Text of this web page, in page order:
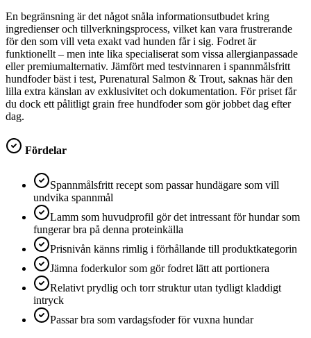
En begränsning är det något snåla informationsutbudet kring
ingredienser och tillverkningsprocess, vilket kan vara frustrerande
för den som vill veta exakt vad hunden får i sig. Fodret är
funktionellt – men inte lika specialiserat som vissa allergianpassade
eller premiumalternativ. Jämfört med testvinnaren i spannmålsfritt
hundfoder bäst i test, Purenatural Salmon & Trout, saknas här den
lilla extra känslan av exklusivitet och dokumentation. För priset får
du dock ett pålitligt grain free hundfoder som gör jobbet dag efter
dag.
Fördelar
Spannmålsfritt recept som passar hundägare som vill
undvika spannmål
Lamm som huvudprofil gör det intressant för hundar som
fungerar bra på denna proteinkälla
Prisnivån känns rimlig i förhållande till produktkategorin
Jämna foderkulor som gör fodret lätt att portionera
Relativt prydlig och torr struktur utan tydligt kladdigt
intryck
Passar bra som vardagsfoder för vuxna hundar